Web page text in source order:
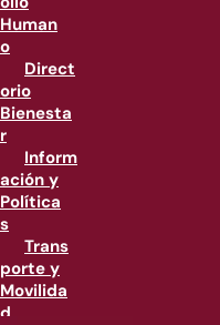
Human
o
Direct
orio
Bienesta
r
Inform
ación y
Política
s
Trans
porte y
Movilida
d